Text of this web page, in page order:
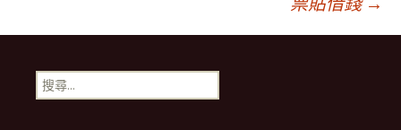
導
覽搜
尋